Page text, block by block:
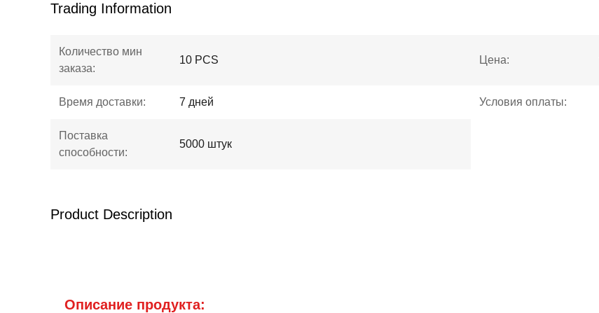
Trading Information
Количество мин
заказа:
10 PCS Цена:
Время доставки: 7 дней Условия оплаты:
Поставка
способности:
5000 штук
Product Description
Описание продукта: